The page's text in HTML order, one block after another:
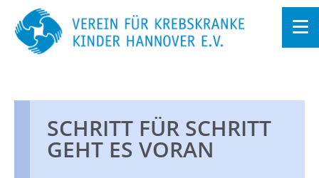
gen
SCHRITT FÜR SCHRITT
GEHT ES VORAN